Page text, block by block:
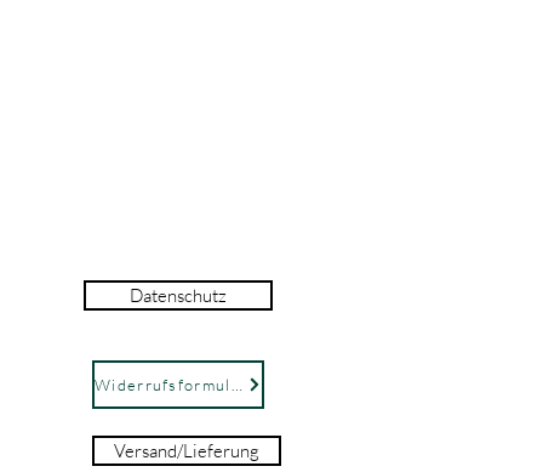
Datenschutz
Versand/Lieferung